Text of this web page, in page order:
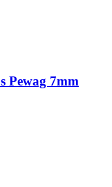
Pewag 7mm